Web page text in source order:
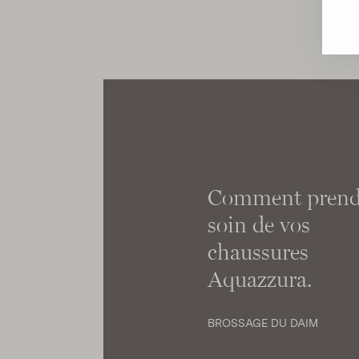
Comment
soin de vos
chaussures
Aquazzura.
BROSSAGE DU DAIM